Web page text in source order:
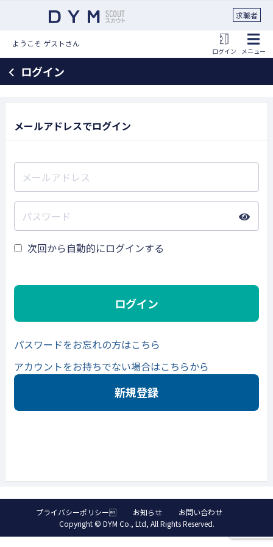
求職者
ようこそ ゲストさん
ログイン メニュー
ログイン
メールアドレスでログイン
次回から自動的にログインする
ログイン
パスワードをお忘れの方はこちら
アカウントをお持ちでない場合はこちらから
新規登録
プライバシーポリシー お知らせ
お問い合わせ
Copyright © DYM Co., Ltd, All Rights Reserved.